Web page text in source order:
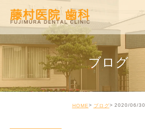
ブログ
HOME ブログ 2020/06/30